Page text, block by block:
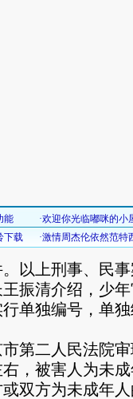
以上刑事、民
清介绍，少年
单独编号，单
二人民法院审
，被害人为未
双方为未成年